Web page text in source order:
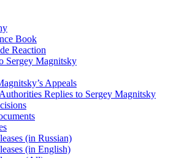
Book
Reaction
Sergey Magnitsky
Appeals
Replies to Sergey Magnitsky
(in Russian)
(in English)